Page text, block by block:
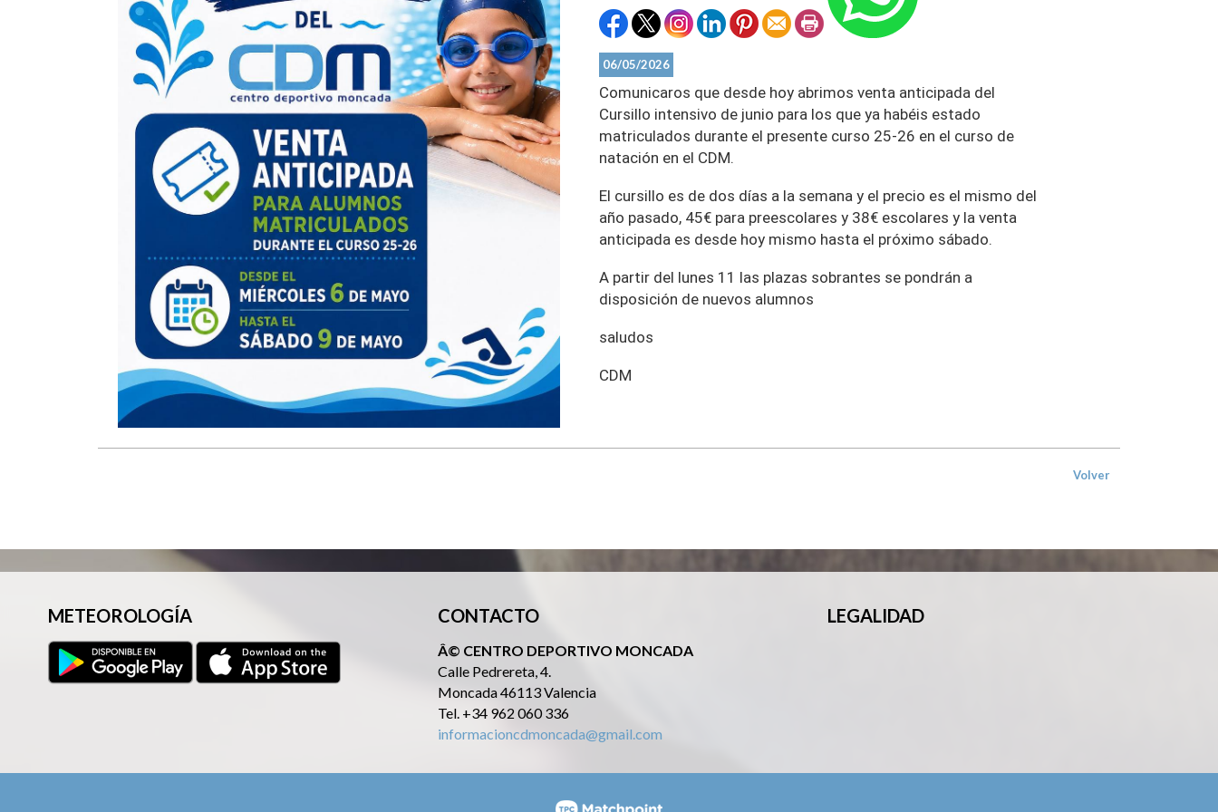
06/05/2026
Comunicaros que desde hoy abrimos venta anticipada del
Cursillo intensivo de junio para los que ya habéis estado
matriculados durante el presente curso 25-26 en el curso de
natación en el CDM.
El cursillo es de dos días a la semana y el precio es el mismo del
año pasado, 45€ para preescolares y 38€ escolares y la venta
anticipada es desde hoy mismo hasta el próximo sábado.
A partir del lunes 11 las plazas sobrantes se pondrán a
disposición de nuevos alumnos
saludos
CDM
Volver
METEOROLOGÍA CONTACTO
Â© CENTRO DEPORTIVO MONCADA
Calle Pedrereta, 4.
Moncada 46113 Valencia
Tel. +34 962 060 336
informacioncdmoncada@gmail.com
LEGALIDAD